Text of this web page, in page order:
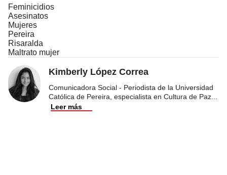
Feminicidios
Asesinatos
Mujeres
Pereira
Risaralda
Maltrato mujer
Kimberly López Correa
Comunicadora Social - Periodista de la Universidad
Católica de Pereira, especialista en Cultura de Paz
Leer más